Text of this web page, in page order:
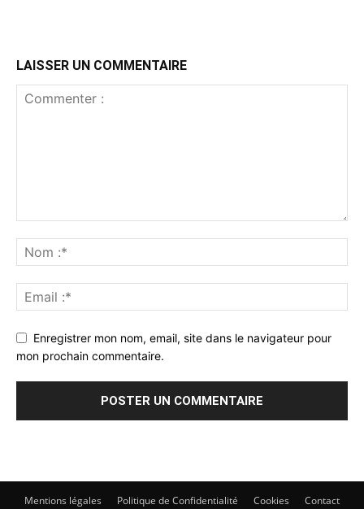
LAISSER UN COMMENTAIRE
Enregistrer mon nom, email, site dans le navigateur pour
mon prochain commentaire.
Mentions légales Politique de Confidentialité Cookies Contact